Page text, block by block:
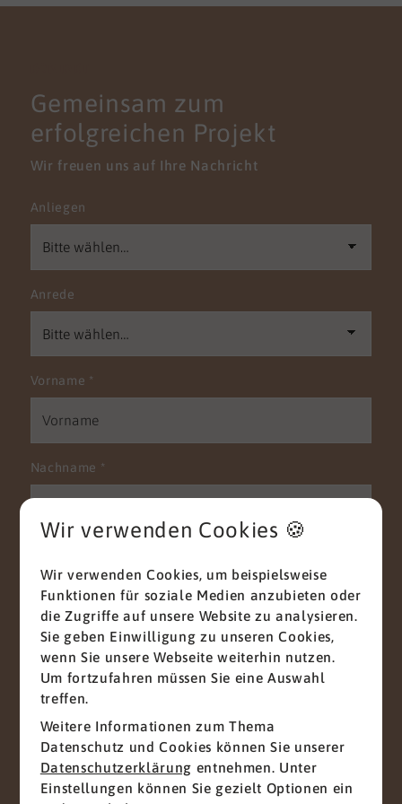
Gemeinsam zum
erfolgreichen Projekt
Wir freuen uns auf Ihre Nachricht
Anliegen
Anrede
Vorname *
Nachname *
Telefon
Nachricht
Wir verwenden Cookies 🍪
Wir verwenden Cookies, um beispielsweise
Funktionen für soziale Medien anzubieten oder
die Zugriffe auf unsere Website zu analysieren.
Sie geben Einwilligung zu unseren Cookies,
wenn Sie unsere Webseite weiterhin nutzen.
Um fortzufahren müssen Sie eine Auswahl
treffen.
Weitere Informationen zum Thema
Datenschutz und Cookies können Sie unserer
Datenschutzerklärung entnehmen. Unter
Einstellungen können Sie gezielt Optionen ein